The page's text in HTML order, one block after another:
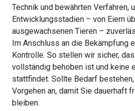
Technik und bewährten Verfahren,
Entwicklungsstadien – von Eiern
ausgewachsenen Tieren –
Im Anschluss an die Bekämpfung
Kontrolle. So stellen wir sicher,
vollständig behoben ist und keine
stattfindet. Sollte Bedarf
Vorgehen an, damit Sie dauerhaft
bleiben.